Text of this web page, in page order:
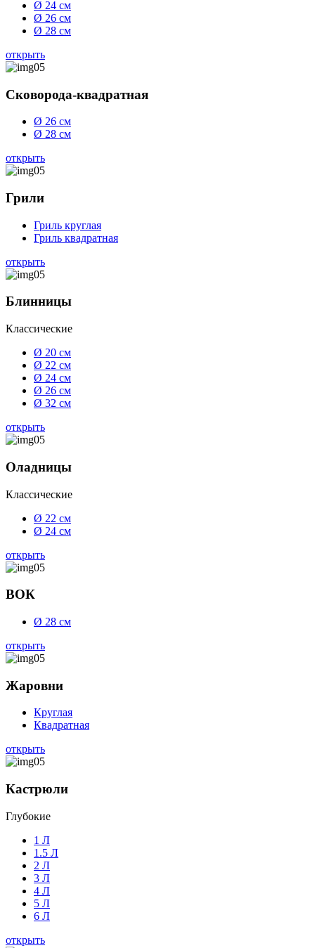
Ø 24 см
Ø 26 см
Ø 28 см
открыть
Сковорода-квадратная
Ø 26 см
Ø 28 см
открыть
Грили
Гриль круглая
Гриль квадратная
открыть
Блинницы
Классические
Ø 20 см
Ø 22 см
Ø 24 см
Ø 26 см
Ø 32 см
открыть
Оладницы
Классические
Ø 22 см
Ø 24 см
открыть
ВОК
Ø 28 см
открыть
Жаровни
Круглая
Квадратная
открыть
Кастрюли
Глубокие
1 Л
1.5 Л
2 Л
3 Л
4 Л
5 Л
6 Л
открыть